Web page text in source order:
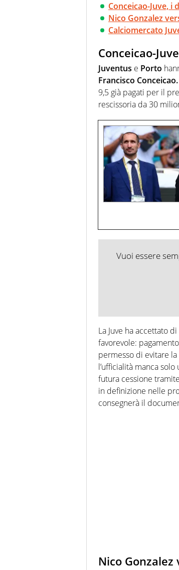
Conceicao-Juve,
Nico Gonzalez
Calciomercato
Conceicao-
Juventus e Porto
Francisco Conceicao.
9,5 già pagati per il
rescissoria da 30
Vuoi essere
La Juve ha accettato
favorevole:
permesso di evitare
l’ufficialità manca
futura cessione
in definizione nelle
consegnerà il
Nico Gonzalez